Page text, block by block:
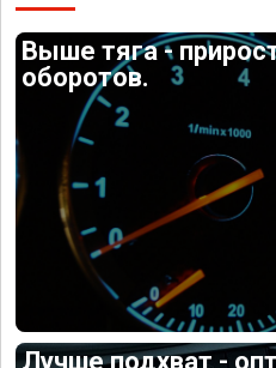
Выше тяга -
оборотов.
Лучше подхват -